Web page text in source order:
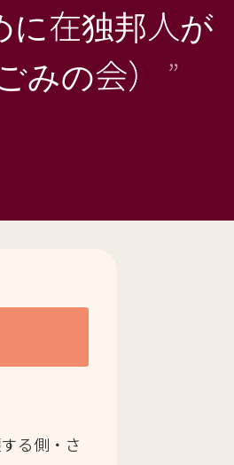
在独邦人が
の会）
る側・さ